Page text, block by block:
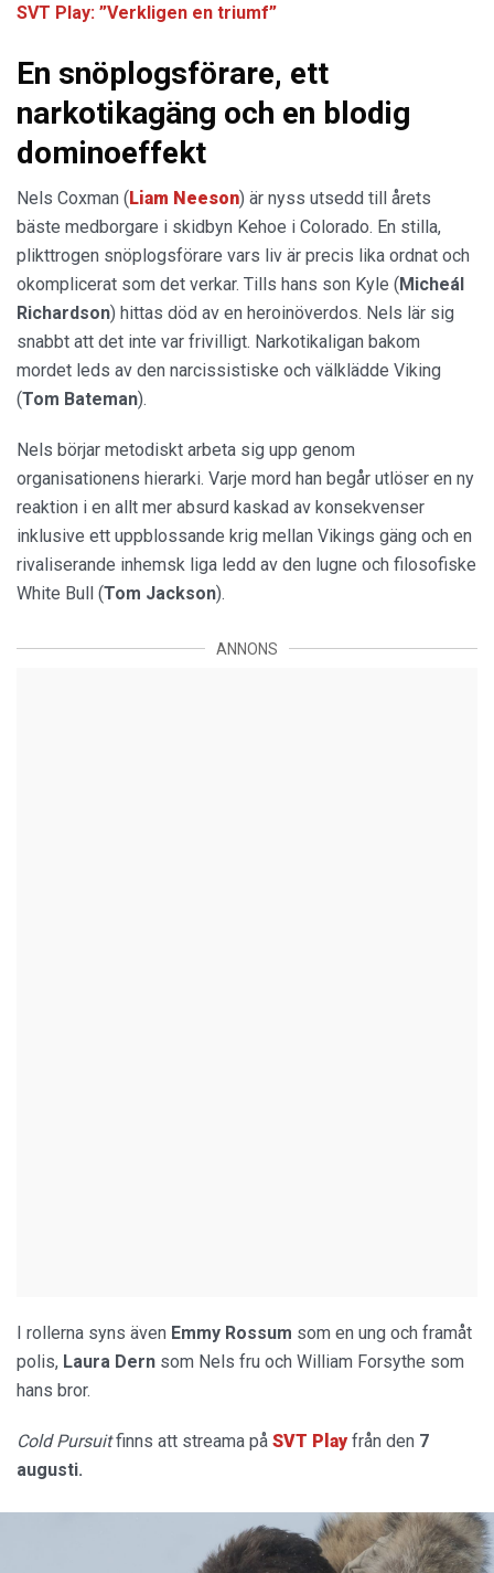
SVT Play: ”Verkligen en triumf”
En snöplogsförare, ett
narkotikagäng och en blodig
dominoeffekt
Nels Coxman (Liam Neeson) är nyss utsedd till årets
bäste medborgare i skidbyn Kehoe i Colorado. En stilla,
plikttrogen snöplogsförare vars liv är precis lika ordnat och
okomplicerat som det verkar. Tills hans son Kyle (Micheál
Richardson) hittas död av en heroinöverdos. Nels lär sig
snabbt att det inte var frivilligt. Narkotikaligan bakom
mordet leds av den narcissistiske och välklädde Viking
(Tom Bateman).
Nels börjar metodiskt arbeta sig upp genom
organisationens hierarki. Varje mord han begår utlöser en ny
reaktion i en allt mer absurd kaskad av konsekvenser
inklusive ett uppblossande krig mellan Vikings gäng och en
rivaliserande inhemsk liga ledd av den lugne och filosofiske
White Bull (Tom Jackson).
ANNONS
I rollerna syns även Emmy Rossum som en ung och framåt
polis, Laura Dern som Nels fru och William Forsythe som
hans bror.
Cold Pursuitfinns att streama på SVT Playfrån den 7
augusti.